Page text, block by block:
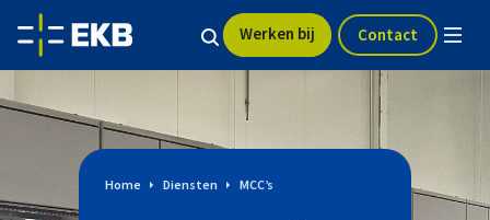
Werken bij Contact
Home Diensten MCC’s